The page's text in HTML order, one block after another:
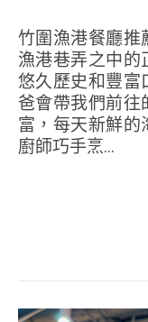
竹圍漁港餐廳推薦正福伯活海鮮餐廳，位於竹圍
漁港巷弄之中的
悠久歷史和豐富
爸會帶我們前往
富，每天新鮮的
廚師巧手烹...